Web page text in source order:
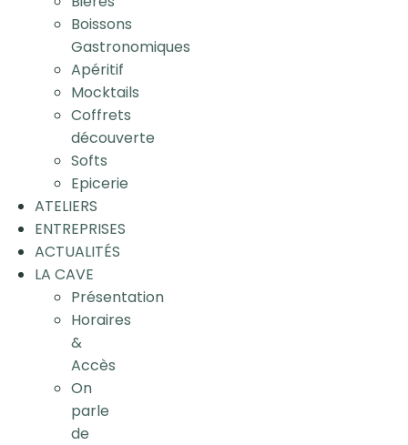
Boissons
Gastronomiques
Apéritif
Mocktails
Coffrets
découverte
Softs
Epicerie
ATELIERS
ENTREPRISES
ACTUALITÉS
LA CAVE
Présentation
Horaires
&
Accès
On
parle
de